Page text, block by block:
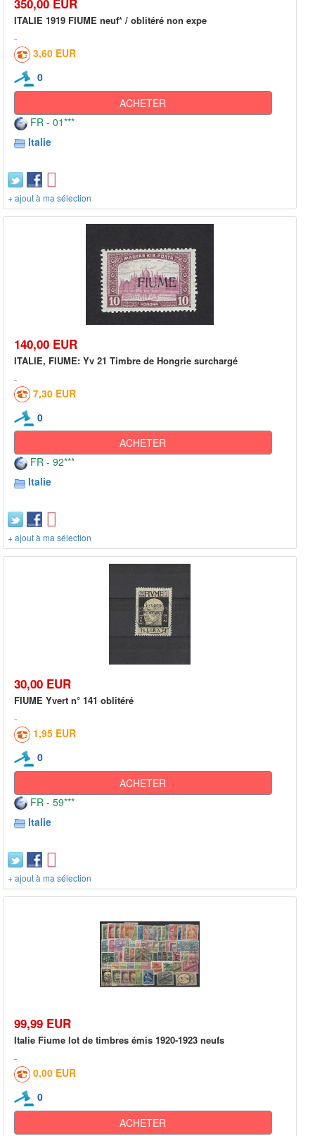
350,00 EUR
ITALIE 1919 FIUME neuf* / oblitéré non expe
3,60 EUR
0
ACHETER
FR - 01***
Italie
+ ajout à ma sélection
140,00 EUR
ITALIE, FIUME: Yv 21 Timbre de Hongrie surchargé
7,30 EUR
0
ACHETER
FR - 92***
Italie
+ ajout à ma sélection
30,00 EUR
FIUME Yvert n° 141 oblitéré
1,95 EUR
0
ACHETER
FR - 59***
Italie
+ ajout à ma sélection
99,99 EUR
Italie Fiume lot de timbres émis 1920-1923 neufs
0,00 EUR
0
ACHETER